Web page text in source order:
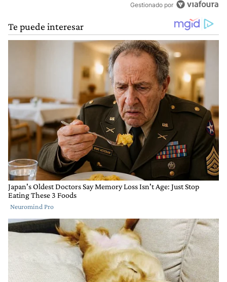
Gestionado por